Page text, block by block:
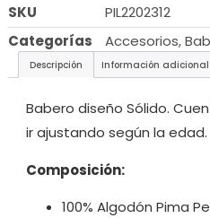
SKU
PIL2202312
Categorías
Accesorios,
Descripción Información adicional
Babero diseño Sólido.
ir ajustando según la edad.
Composición:
100% Algodón Pima